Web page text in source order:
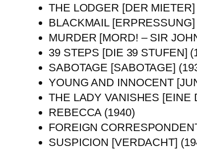
THE LODGER [DER MIETER]
BLACKMAIL [ERPRESSUNG]
MURDER [MORD! – SIR
39 STEPS [DIE 39 STUFEN]
SABOTAGE [SABOTAGE]
YOUNG AND INNOCENT
THE LADY VANISHES [EINE
REBECCA (1940)
FOREIGN
SUSPICION [VERDACHT]